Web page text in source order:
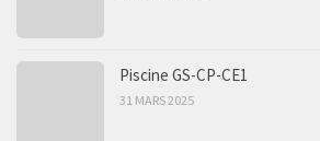
Piscine GS-CP-CE1
31 MARS 2025